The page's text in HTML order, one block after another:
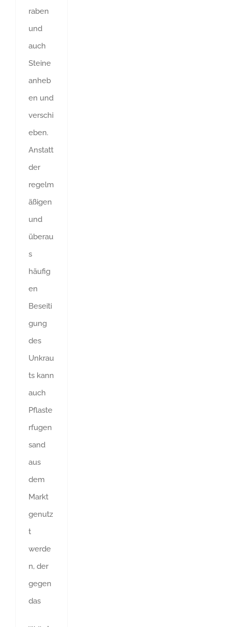
raben
und
auch
Steine
anheb
en und
verschi
eben.
Anstatt
der
regelm
äßigen
und
überau
s
häufig
en
Beseiti
gung
des
Unkrau
ts kann
auch
Pflaste
rfugen
sand
aus
dem
Markt
genutz
t
werde
n, der
gegen
das